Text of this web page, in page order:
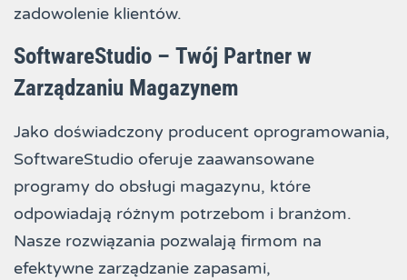
zadowolenie klientów.
SoftwareStudio – Twój Partner w
Zarządzaniu Magazynem
Jako doświadczony producent oprogramowania,
SoftwareStudio oferuje zaawansowane
programy do obsługi magazynu, które
odpowiadają różnym potrzebom i branżom.
Nasze rozwiązania pozwalają firmom na
efektywne zarządzanie zapasami,